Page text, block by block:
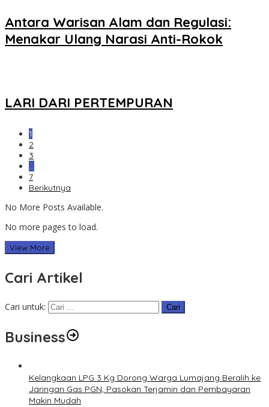
Antara Warisan Alam dan Regulasi:
Menakar Ulang Narasi Anti-Rokok
LARI DARI PERTEMPURAN
1
2
3
…
7
Berikutnya
No More Posts Available.
No more pages to load.
View More
Cari Artikel
Cari untuk:
Business
Kelangkaan LPG 3 Kg Dorong Warga Lumajang Beralih ke
Jaringan Gas PGN, Pasokan Terjamin dan Pembayaran
Makin Mudah